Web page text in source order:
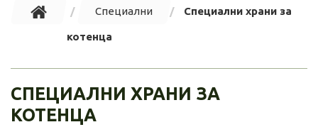
Специални Специални храни за
котенца
СПЕЦИАЛНИ ХРАНИ ЗА
КОТЕНЦА